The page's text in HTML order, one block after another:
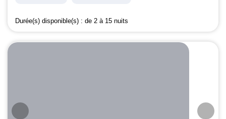
Durée(s) disponible(s) : de 2 à 15 nuits